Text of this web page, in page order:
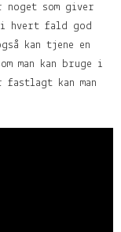
noget som giver
hvert fald god
kan tjene en
man kan bruge i
fastlagt kan man